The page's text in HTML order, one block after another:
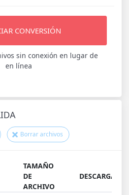
CONVERSIÓN
sin conexión en lugar de
en línea
Borrar archivos
TAMAÑO
DE
ARCHIVO
DESCARGAR